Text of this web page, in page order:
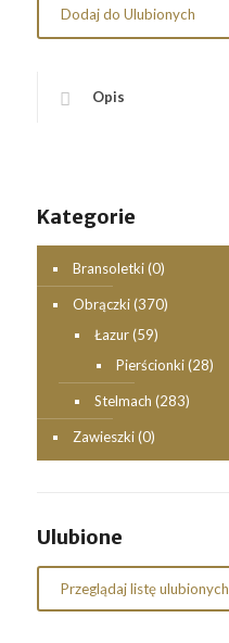
Dodaj do Ulubionych
Opis
Kategorie
Bransoletki (0)
Obrączki (370)
Łazur (59)
Pierścionki (28)
Stelmach (283)
Zawieszki (0)
Ulubione
Przeglądaj listę ulubionych